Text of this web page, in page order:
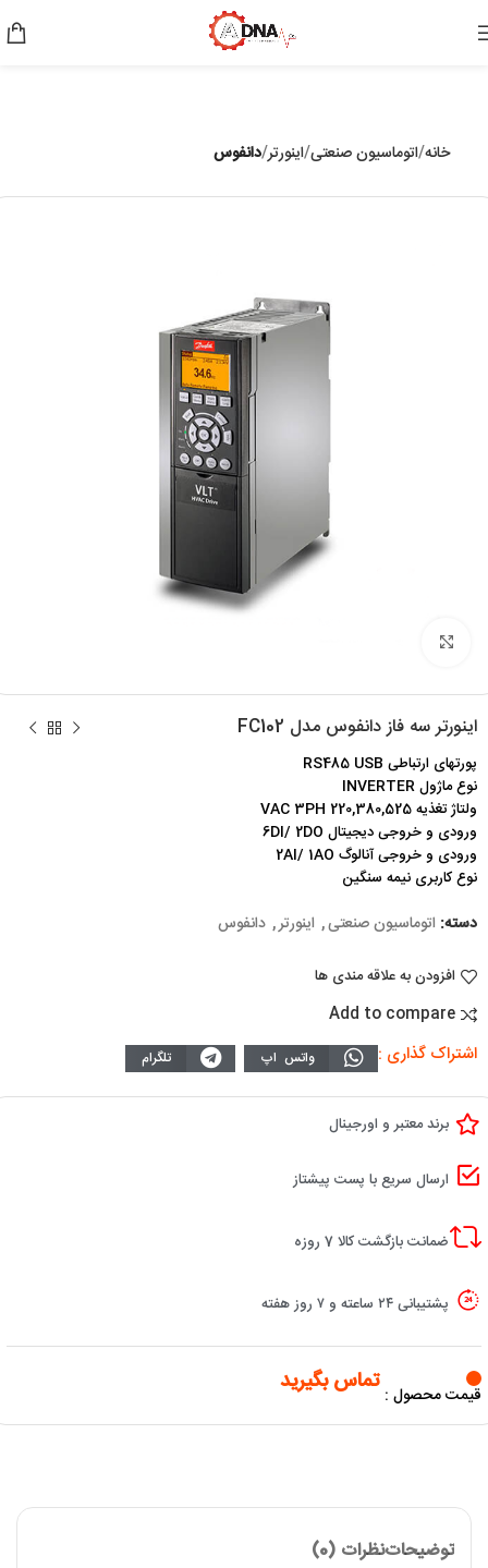
خانه اتوماسیون صنعتی اینورتر دانفوس
اینورتر سه فاز دانفوس مدل FC102
پورتهای ارتباطی RS485 USB
نوع ماژول INVERTER
ولتاژ تغذیه 220,380,525 VAC 3PH
ورودی و خروجی دیجیتال 6DI/ 2DO
ورودی و خروجی آنالوگ 2AI/ 1AO
نوع کاربری نیمه سنگین
دسته: اتوماسیون صنعتی, اینورتر, دانفوس
افزودن به علاقه مندی ها
Add to compare
اشتراک گذاری : واتس اپ تلگرام
برند معتبر و اورجینال
ارسال سریع با پست پیشتاز
ضمانت بازگشت کالا 7 روزه
پشتیبانی ۲۴ ساعته و ۷ روز هفته
قیمت محصول : تماس بگیرید
توضیحاتنظرات (0)